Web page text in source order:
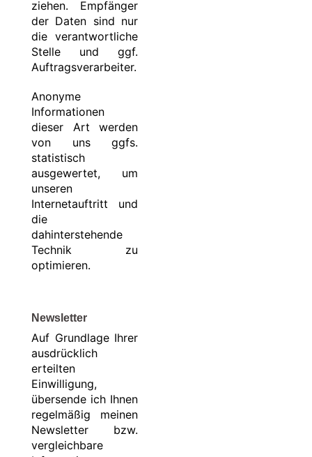
ziehen. Empfänger
der Daten sind nur
die verantwortliche
Stelle und ggf.
Auftragsverarbeiter.
Anonyme
Informationen
dieser Art werden
von uns ggfs.
statistisch
ausgewertet, um
unseren
Internetauftritt und
die
dahinterstehende
Technik zu
optimieren.
Newsletter
Auf Grundlage Ihrer
ausdrücklich
erteilten
Einwilligung,
übersende ich Ihnen
regelmäßig meinen
Newsletter bzw.
vergleichbare